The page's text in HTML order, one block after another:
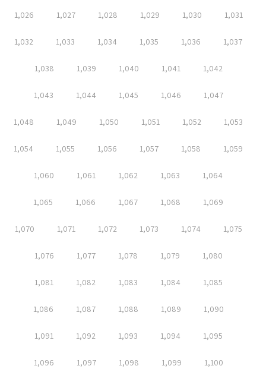
1,026 1,027 1,028 1,029 1,030 1,031
1,032 1,033 1,034 1,035 1,036 1,037
1,038 1,039 1,040 1,041 1,042
1,043 1,044 1,045 1,046 1,047
1,048 1,049 1,050 1,051 1,052 1,053
1,054 1,055 1,056 1,057 1,058 1,059
1,060 1,061 1,062 1,063 1,064
1,065 1,066 1,067 1,068 1,069
1,070 1,071 1,072 1,073 1,074 1,075
1,076 1,077 1,078 1,079 1,080
1,081 1,082 1,083 1,084 1,085
1,086 1,087 1,088 1,089 1,090
1,091 1,092 1,093 1,094 1,095
1,096 1,097 1,098 1,099 1,100